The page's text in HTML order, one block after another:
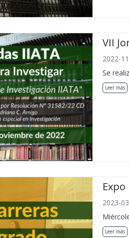
VII
2022-
Se
Leer más
2023-
Leer más